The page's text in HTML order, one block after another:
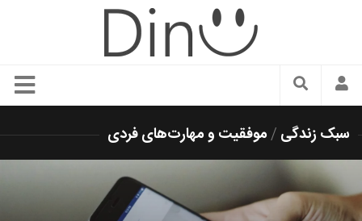
سبک زندگی
زیبایی و آرایش
شیک پوشی
سبک زندگی /موفقیت و مهارت‌های فردی